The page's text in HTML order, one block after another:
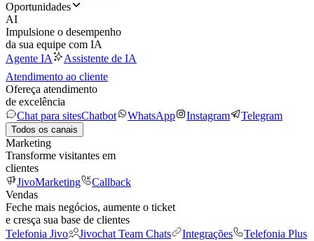
Oportunidades
AI
Impulsione o desempenho
da sua equipe com IA
Agente IA
Assistente de IA
Atendimento ao cliente
Ofereça atendimento
de excelência
Chat para sitesChatbot WhatsApp Instagram Telegram
Todos os canais
Marketing
Transforme visitantes em
clientes
JivoMarketing
Callback
Vendas
Feche mais negócios, aumente o ticket
e cresça sua base de clientes
Telefonia Jivo
Jivochat Team Chats Integrações
Telefonia Plus